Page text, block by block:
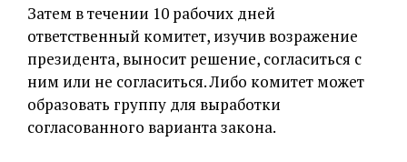
Затем в течении 10 рабочих дней
ответственный комитет, изучив возражение
президента, выносит решение, согласиться с
ним или не согласиться. Либо комитет может
образовать группу для выработки
согласованного варианта закона.